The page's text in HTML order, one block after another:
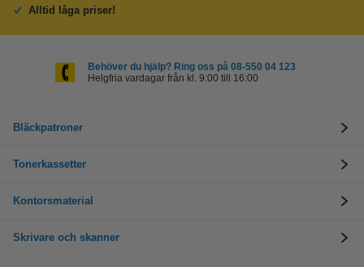
Alltid låga priser!
Behöver du hjälp? Ring oss på 08-550 04 123
Helgfria vardagar från kl. 9:00 till 16:00
Bläckpatroner
Tonerkassetter
Kontorsmaterial
Skrivare och skanner